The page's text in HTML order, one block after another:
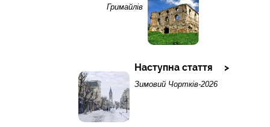
Гримайлів
Наступна стаття
Зимовий Чортків-2026